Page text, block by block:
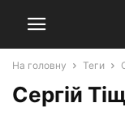
На головну Теги
Сергій